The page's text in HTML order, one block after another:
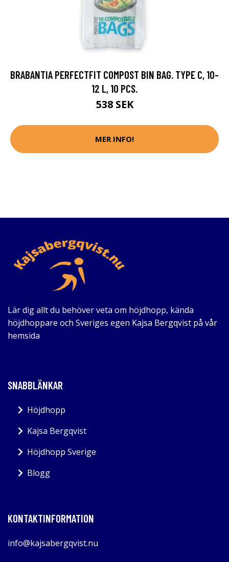
BRABANTIA PERFECTFIT COMPOST BIN BAG. TYPE C, 10-
12 L, 10 PCS.
538 SEK
MER INFO!
Lär dig allt du behöver veta om höjdhopp, kända
höjdhoppare och Sveriges egen Kajsa Bergqvist på vår
hemsida
SNABBLÄNKAR
Höjdhopp
Kajsa Bergqvist
Höjdhopp Sverige
Blogg
KONTAKTINFORMATION
info@kajsabergqvist.nu